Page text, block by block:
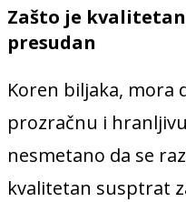
Zašto je
presudan
Koren biljaka, mora
prozračnu i
nesmetano da se
kvalitetan susptrat